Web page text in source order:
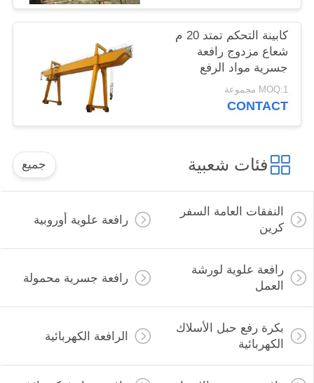
كابينة التحكم تمتد 20 م
شعاع مزدوج رافعة
جسرية مواد الرفع
MOQ:1 مجموعة
CONTACT
فئات شعبية جميع
النفقات العامة السفر
كرين
رافعة علوية أوروبية
رافعة علوية لورشة
العمل
رافعة جسرية محمولة
بكرة رفع حبل الأسلاك
الكهربائية
الرافعة الكهربائية